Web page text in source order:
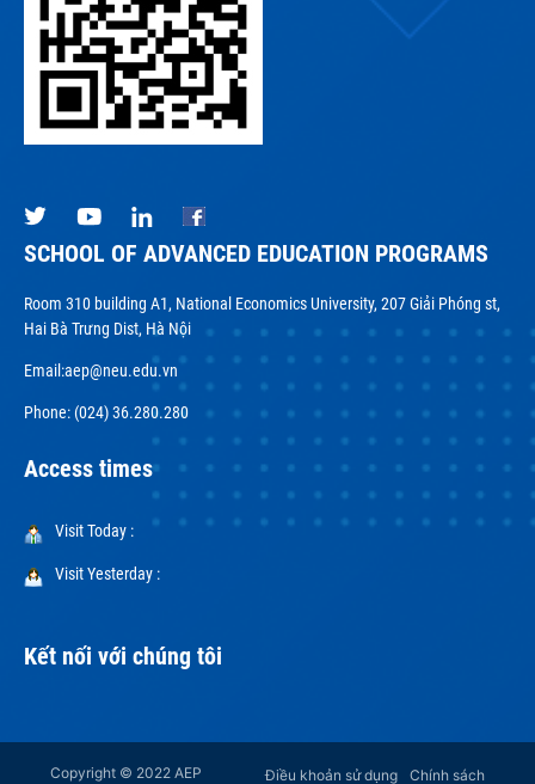
SCHOOL OF ADVANCED EDUCATION PROGRAMS
Room 310 building A1, National Economics University, 207 Giải Phóng st,
Hai Bà Trưng Dist, Hà Nội
Email:aep@neu.edu.vn
Phone: (024) 36.280.280
Access times
Visit Today :
Visit Yesterday :
Kết nối với chúng tôi
Copyright © 2022 AEP Điều khoản sử dụng Chính sách